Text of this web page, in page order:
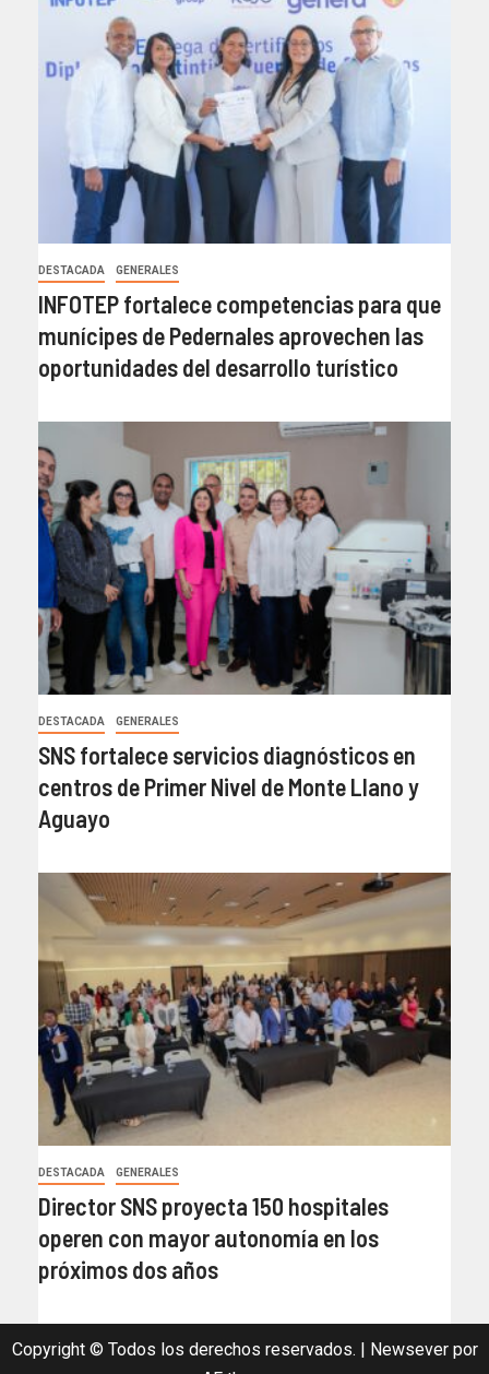
DESTACADA GENERALES
INFOTEP fortalece competencias para que
munícipes de Pedernales aprovechen las
oportunidades del desarrollo turístico
DESTACADA GENERALES
SNS fortalece servicios diagnósticos en
centros de Primer Nivel de Monte Llano y
Aguayo
DESTACADA GENERALES
Director SNS proyecta 150 hospitales
operen con mayor autonomía en los
próximos dos años
Copyright © Todos los derechos reservados. Newseverpor